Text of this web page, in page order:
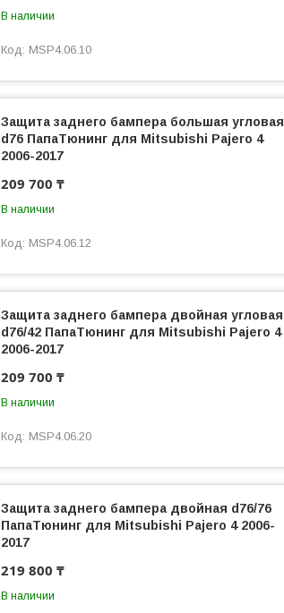
В наличии
MSP4.06.10
Защита заднего бампера большая угловая
d76 ПапаТюнинг для Mitsubishi Pajero 4
2006-2017
209 700 ₸
В наличии
MSP4.06.12
Защита заднего бампера двойная угловая
d76/42 ПапаТюнинг для Mitsubishi Pajero 4
2006-2017
209 700 ₸
В наличии
MSP4.06.20
Защита заднего бампера двойная d76/76
ПапаТюнинг для Mitsubishi Pajero 4 2006-
2017
219 800 ₸
В наличии